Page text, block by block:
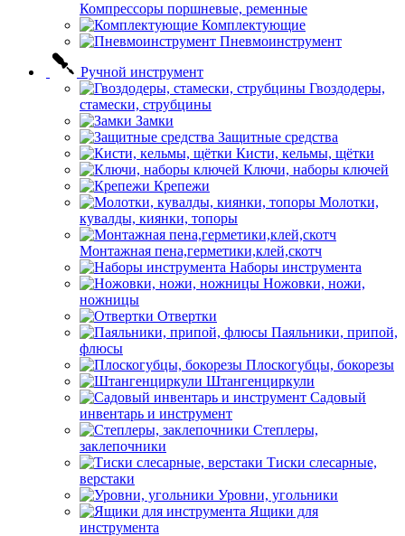
Компрессоры поршневые, ременные
Комплектующие
Пневмоинструмент
Ручной инструмент
Гвоздодеры,
стамески, струбцины
Замки
Защитные средства
Кисти, кельмы, щётки
Ключи, наборы ключей
Крепежи
Молотки,
кувалды, киянки, топоры
Монтажная пена,герметики,клей,скотч
Наборы инструмента
Ножовки, ножи,
ножницы
Отвертки
Паяльники, припой,
флюсы
Плоскогубцы, бокорезы
Штангенциркули
Садовый
инвентарь и инструмент
Степлеры,
заклепочники
Тиски слесарные,
верстаки
Уровни, угольники
Ящики для
инструмента